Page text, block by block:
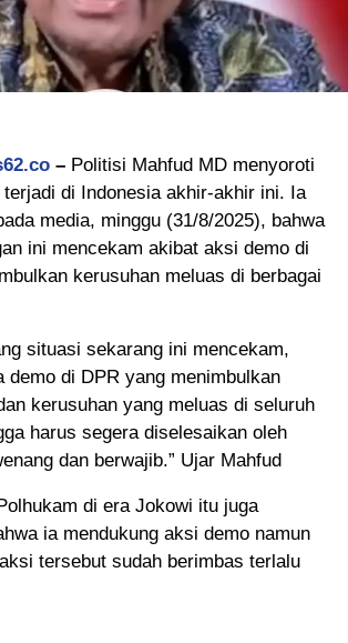
– Politisi Mahfud MD menyoroti
di Indonesia akhir-akhir ini. Ia
media, minggu (31/8/2025), bahwa
ini mencekam akibat aksi demo di
kerusuhan meluas di berbagai
situasi sekarang ini mencekam,
demo di DPR yang menimbulkan
kerusuhan yang meluas di seluruh
harus segera diselesaikan oleh
dan berwajib.” Ujar Mahfud
di era Jokowi itu juga
ia mendukung aksi demo namun
tersebut sudah berimbas terlalu